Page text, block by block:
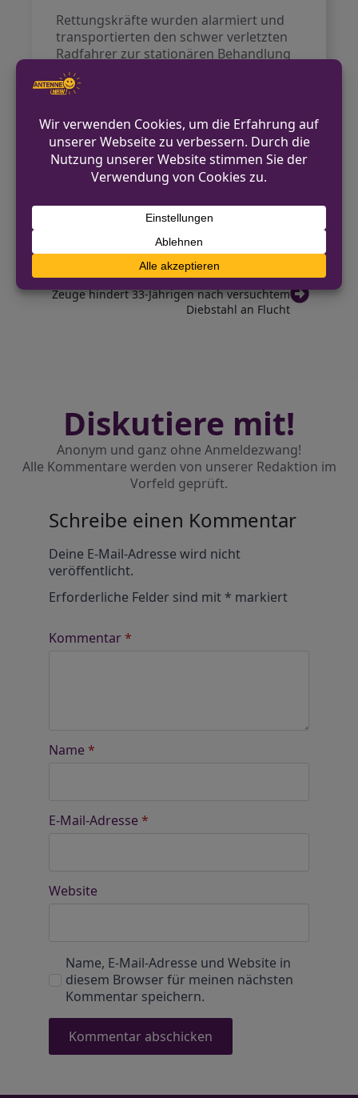
Rettungskräfte wurden alarmiert und
transportierten den schwer verletzten
Radfahrer zur stationären Behandlung
in ein nahegelegenes Krankenhaus.
Die Polizei hat die Ermittlungen
aufgenommen und sucht Zeugen, die
Hinweise zu dem Vorfall oder dem
flüchtigen Fahrer des Transporters
geben können.
Raub auf der Schwelmer Straße – Zeugen
NÄCHSTER BEITRAG
Zeuge hindert 33-Jährigen nach versuchtem
Diebstahl an Flucht
Diskutiere mit!
Anonym und ganz ohne Anmeldezwang!
Alle Kommentare werden von unserer Redaktion im
Vorfeld geprüft.
Schreibe einen Kommentar
Deine E-Mail-Adresse wird nicht
veröffentlicht.
Erforderliche Felder sind mit* markiert
Kommentar*
Name *
E-Mail-Adresse *
Website
Name, E-Mail-Adresse und Website in
diesem Browser für meinen nächsten
Kommentar speichern.